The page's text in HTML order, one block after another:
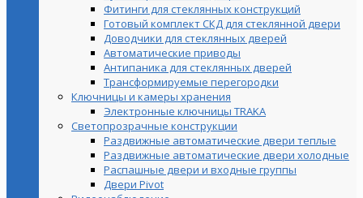
Фитинги для стеклянных конструкций
Готовый комплект СКД для стеклянной двери
Доводчики для стеклянных дверей
Автоматические приводы
Антипаника для стеклянных дверей
Трансформируемые перегородки
Ключницы и камеры хранения
Электронные ключницы TRAKA
Светопрозрачные конструкции
Раздвижные автоматические двери теплые
Раздвижные автоматические двери холодные
Распашные двери и входные группы
Двери Pivot